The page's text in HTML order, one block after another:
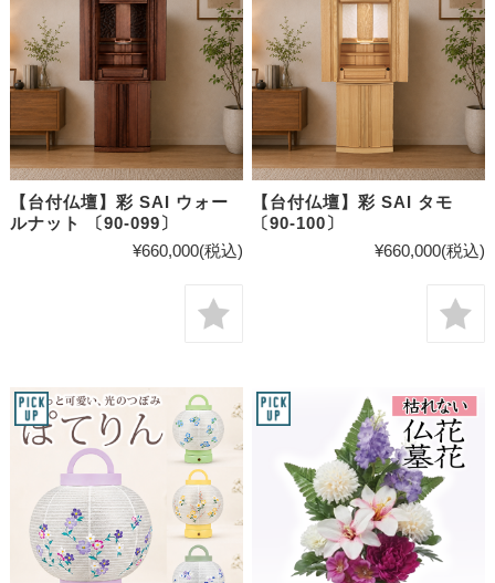
【台付仏壇】彩 SAI ウォー
ルナット 〔90-099〕
¥660,000(税込)
【台付仏壇】彩 SAI タモ
〔90-100〕
¥660,000(税込)